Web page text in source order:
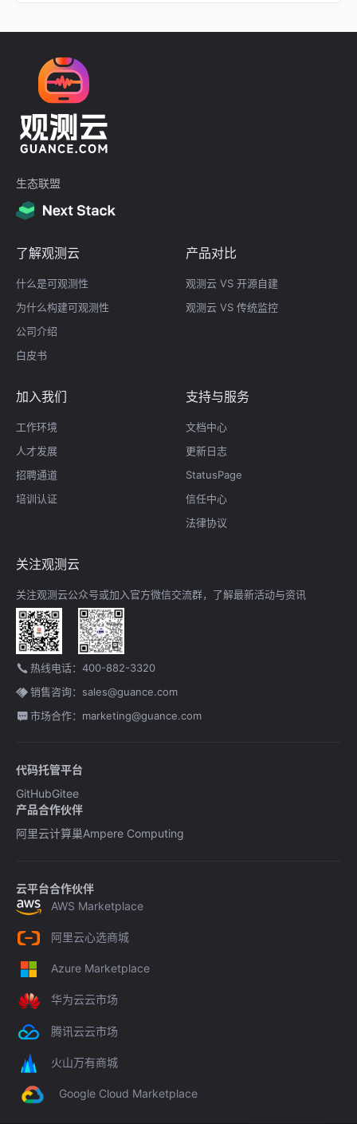
生态联盟
了解观测云
什么是可观测性
为什么构建可观测性
公司介绍
白皮书
产品对比
观测云 VS 开源自建
观测云 VS 传统监控
加入我们
工作环境
人才发展
招聘通道
培训认证
支持与服务
文档中心
更新日志
StatusPage
信任中心
法律协议
关注观测云
关注观测云公众号或加入官方微信交流群，了解最新活动与资讯
热线电话：400-882-3320
销售咨询：sales@guance.com
市场合作：marketing@guance.com
代码托管平台
GitHubGitee
产品合作伙伴
阿里云计算巢Ampere Computing
云平台合作伙伴
AWS Marketplace
阿里云心选商城
Azure Marketplace
华为云云市场
腾讯云云市场
火山万有商城
Google Cloud Marketplace